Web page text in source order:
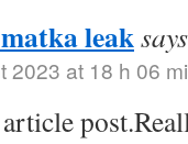
leak
2023 at 18 h 06